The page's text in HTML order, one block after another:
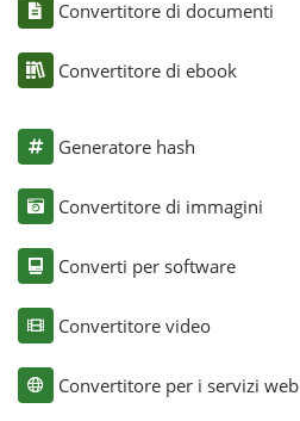
Convertitore di documenti
Convertitore di ebook
Generatore hash
Convertitore di immagini
Converti per software
Convertitore video
Convertitore per i servizi web